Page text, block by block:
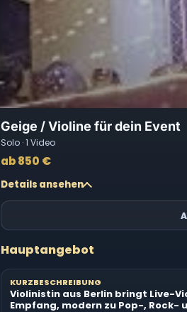
Geige / Violine für dein Event
Solo · 1 Video
ab 850 €
Details ansehen
Hauptangebot
KURZBESCHREIBUNG
Violinistin aus Berlin bringt Live-
Empfang, modern zu Pop-,